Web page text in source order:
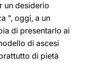
un desiderio
", oggi, a un
di presentarlo ai
di ascesi
di pietà